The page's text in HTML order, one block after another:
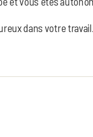
dans votre travail.